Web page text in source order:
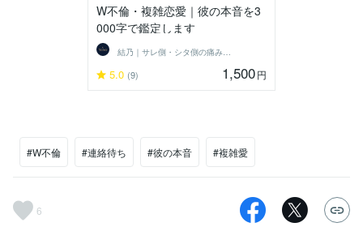
W不倫・複雑恋愛｜彼の本音を3
000字で鑑定します
結乃｜サレ側・シタ側の痛みに寄り添う
5.0 (9) 1,500円
#W不倫 #連絡待ち #彼の本音 #複雑愛
6